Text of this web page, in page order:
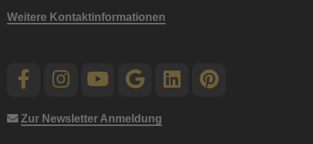
Weitere Kontaktinformationen
Zur Newsletter Anmeldung